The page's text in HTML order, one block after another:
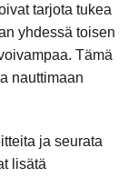
tarjota tukea
yhdessä toisen
Tämä
nauttimaan
ja seurata
lisätä